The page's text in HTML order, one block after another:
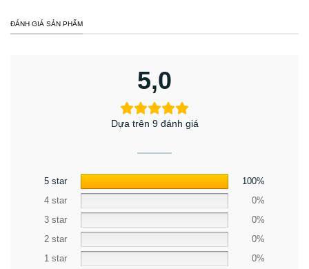
ĐÁNH GIÁ SẢN PHẨM
5,0
Dựa trên 9 đánh giá
5 star
100%
4 star
0%
3 star
0%
2 star
0%
1 star
0%